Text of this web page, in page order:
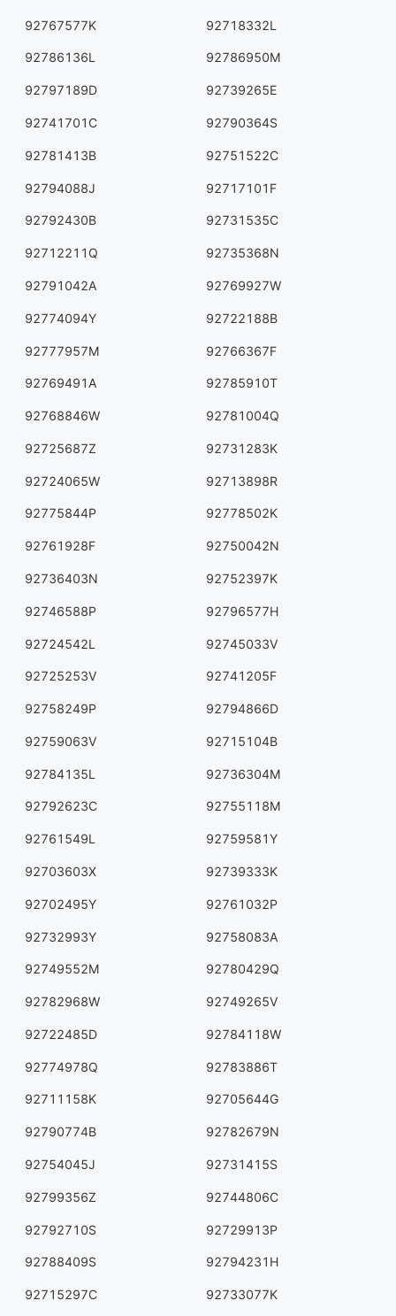
92767577K 92718332L
92786136L 92786950M
92797189D 92739265E
92741701C 92790364S
92781413B 92751522C
92794088J 92717101F
92792430B 92731535C
92712211Q 92735368N
92791042A 92769927W
92774094Y 92722188B
92777957M 92766367F
92769491A 92785910T
92768846W 92781004Q
92725687Z 92731283K
92724065W 92713898R
92775844P 92778502K
92761928F 92750042N
92736403N 92752397K
92746588P 92796577H
92724542L 92745033V
92725253V 92741205F
92758249P 92794866D
92759063V 92715104B
92784135L 92736304M
92792623C 92755118M
92761549L 92759581Y
92703603X 92739333K
92702495Y 92761032P
92732993Y 92758083A
92749552M 92780429Q
92782968W 92749265V
92722485D 92784118W
92774978Q 92783886T
92711158K 92705644G
92790774B 92782679N
92754045J 92731415S
92799356Z 92744806C
92792710S 92729913P
92788409S 92794231H
92715297C 92733077K